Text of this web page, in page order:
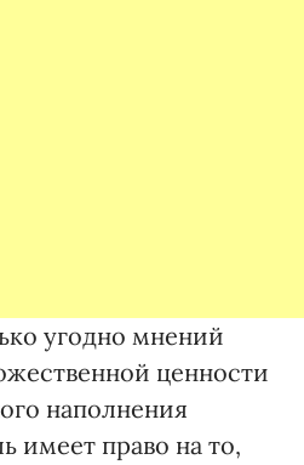
угодно мнений
ценности
наполнения
имеет право на то,